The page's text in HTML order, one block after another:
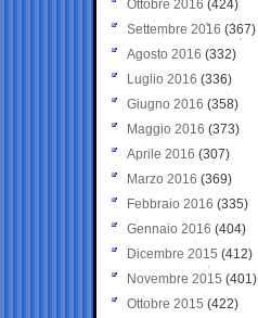
Ottobre 2016 (424)
Settembre 2016 (367)
Agosto 2016 (332)
Luglio 2016 (336)
Giugno 2016 (358)
Maggio 2016 (373)
Aprile 2016 (307)
Marzo 2016 (369)
Febbraio 2016 (335)
Gennaio 2016 (404)
Dicembre 2015 (412)
Novembre 2015 (401)
Ottobre 2015 (422)